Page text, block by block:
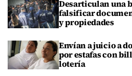
Desarticulan una
falsificar
y propiedades
Envían a juicio a
por estafas con
lotería